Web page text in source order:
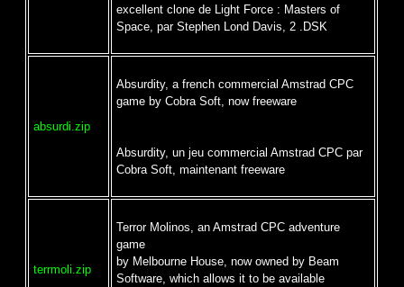
excellent clone de Light Force : Masters of
Space, par Stephen Lond Davis, 2 .DSK
absurdi.zip
Absurdity, a french commercial Amstrad CPC
game by Cobra Soft, now freeware
Absurdity, un jeu commercial Amstrad CPC par
Cobra Soft, maintenant freeware
terrmoli.zip
Terror Molinos, an Amstrad CPC adventure
game
by Melbourne House, now owned by Beam
Software, which allows it to be available